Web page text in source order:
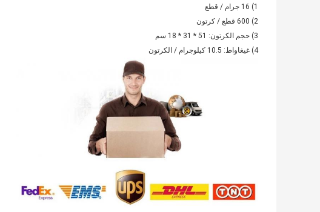
1) 16 جرام / قطع
2) 600 قطع / كرتون
3) حجم الكرتون: 51 * 31 * 18 سم
4) غيغاواط: 10.5 كيلوجرام / الكرتون